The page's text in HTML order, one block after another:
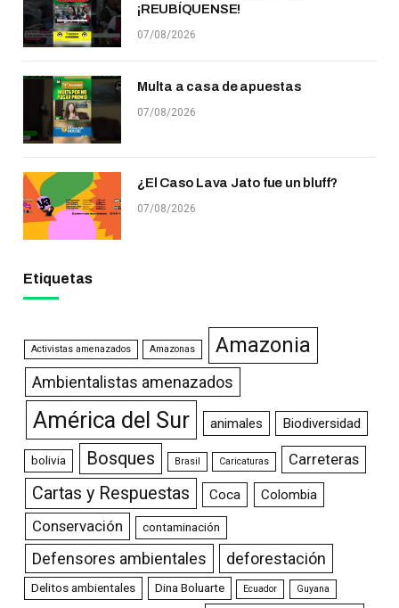
¡REUBÍQUENSE!
07/08/2026
Multa a casa de apuestas
07/08/2026
¿El Caso Lava Jato fue un bluff?
07/08/2026
Etiquetas
Activistas amenazados Amazonas Amazonia
Ambientalistas amenazados
América del Sur animales Biodiversidad
bolivia Bosques Brasil Caricaturas Carreteras
Cartas y Respuestas Coca Colombia
Conservación contaminación
Defensores ambientales deforestación
Delitos ambientales Dina Boluarte Ecuador Guyana